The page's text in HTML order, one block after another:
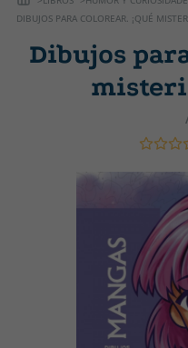
DIBUJOS PARA COLOREAR. ¡QUÉ
Dibujos